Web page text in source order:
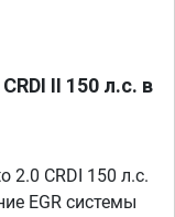
II 150 л.с. в
2.0 CRDI 150 л.с.
EGR системы